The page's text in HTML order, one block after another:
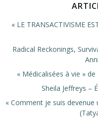
« LE TRANSACTIVISME
Radical Reckonings,
« Médicalisées à vie »
Sheila Jeffreys –
« Comment je suis devenue